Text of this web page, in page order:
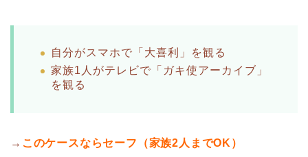
自分がスマホで「大喜利」を観る
家族1人がテレビで「ガキ使アーカイブ」
を観る
→ このケースならセーフ（家族2人までOK）